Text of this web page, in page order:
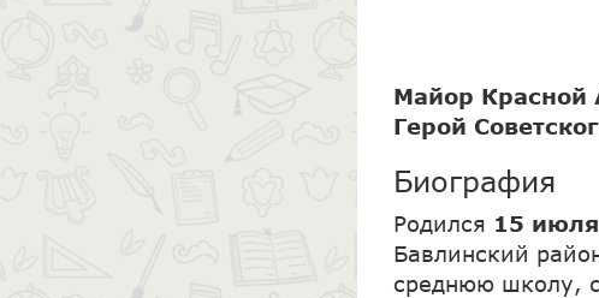
Майор Красной
Герой
Биография
Родился 15
Бавлинский
среднюю школу, с